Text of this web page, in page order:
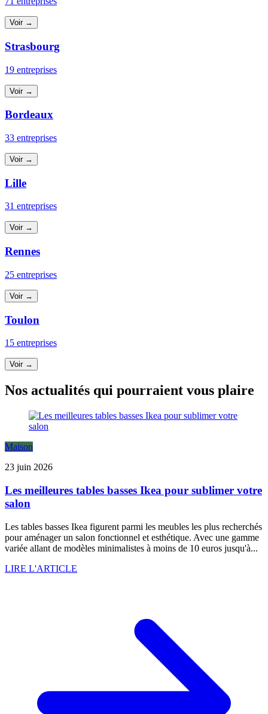
Voir →
Strasbourg
19 entreprises
Voir →
Bordeaux
33 entreprises
Voir →
Lille
31 entreprises
Voir →
Rennes
25 entreprises
Voir →
Toulon
15 entreprises
Voir →
Nos actualités qui pourraient vous plaire
Maison
23 juin 2026
Les meilleures tables basses Ikea pour sublimer votre
salon
Les tables basses Ikea figurent parmi les meubles les plus recherchés
pour aménager un salon fonctionnel et esthétique. Avec une gamme
variée allant de modèles minimalistes à moins de 10 euros jusqu'à...
LIRE L'ARTICLE